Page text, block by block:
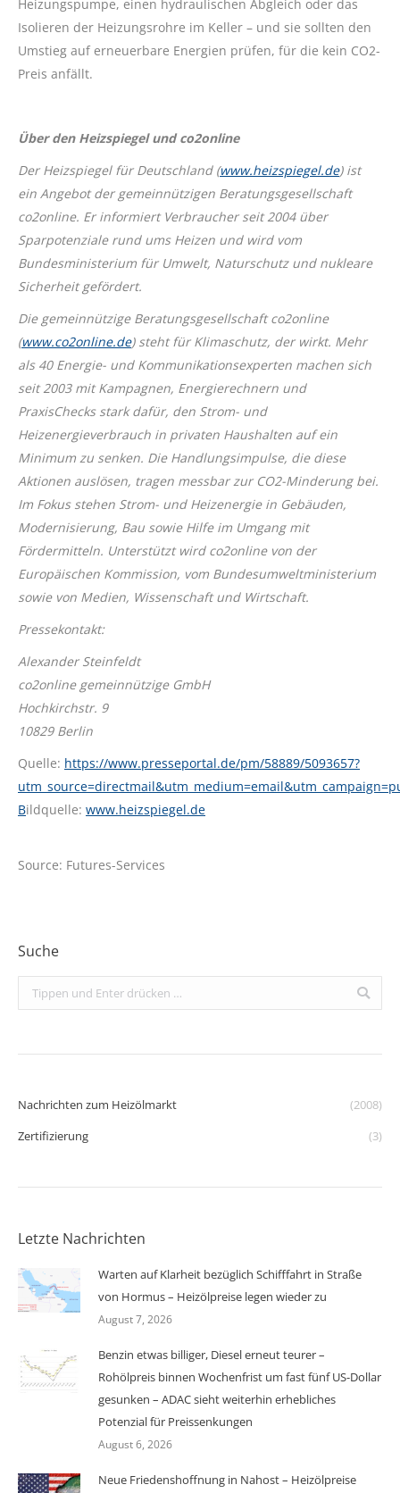
Heizungspumpe, einen hydraulischen Abgleich oder das
Isolieren der Heizungsrohre im Keller – und sie sollten den
Umstieg auf erneuerbare Energien prüfen, für die kein CO2-
Preis anfällt.
Über den Heizspiegel und co2online
Der Heizspiegel für Deutschland (www.heizspiegel.de) ist
ein Angebot der gemeinnützigen Beratungsgesellschaft
co2online. Er informiert Verbraucher seit 2004 über
Sparpotenziale rund ums Heizen und wird vom
Bundesministerium für Umwelt, Naturschutz und nukleare
Sicherheit gefördert.
Die gemeinnützige Beratungsgesellschaft co2online
(www.co2online.de) steht für Klimaschutz, der wirkt. Mehr
als 40 Energie- und Kommunikationsexperten machen sich
seit 2003 mit Kampagnen, Energierechnern und
PraxisChecks stark dafür, den Strom- und
Heizenergieverbrauch in privaten Haushalten auf ein
Minimum zu senken. Die Handlungsimpulse, die diese
Aktionen auslösen, tragen messbar zur CO2-Minderung bei.
Im Fokus stehen Strom- und Heizenergie in Gebäuden,
Modernisierung, Bau sowie Hilfe im Umgang mit
Fördermitteln. Unterstützt wird co2online von der
Europäischen Kommission, vom Bundesumweltministerium
sowie von Medien, Wissenschaft und Wirtschaft.
Pressekontakt:
Alexander Steinfeldt
co2online gemeinnützige GmbH
Hochkirchstr. 9
10829 Berlin
Quelle: https://www.presseportal.de/pm/58889/5093657?
Bildquelle: www.heizspiegel.de
Source: Futures-Services
Suche
Search:
Nachrichten zum Heizölmarkt
(2008)
Zertifizierung
(3)
Letzte Nachrichten
Warten auf Klarheit bezüglich Schifffahrt in Straße
von Hormus – Heizölpreise legen wieder zu
August 7, 2026
Benzin etwas billiger, Diesel erneut teurer –
Rohölpreis binnen Wochenfrist um fast fünf US-Dollar
gesunken – ADAC sieht weiterhin erhebliches
Potenzial für Preissenkungen
August 6, 2026
Neue Friedenshoffnung in Nahost – Heizölpreise